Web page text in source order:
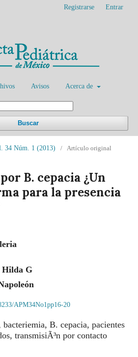
Avisos Acerca de
Buscar
Registrarse Entrar
34 Núm. 1 (2013) / Artículo original
B. cepacia ¿Un
para la presencia
Hilda G
APM34No1pp16-20
bacteriemia, B. cepacia, pacientes
transmisiÃ³n por contacto